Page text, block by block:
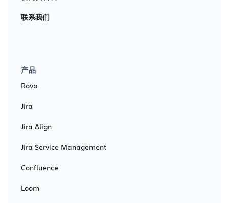
联系我们
产品
Rovo
Jira
Jira Align
Jira Service Management
Confluence
Loom